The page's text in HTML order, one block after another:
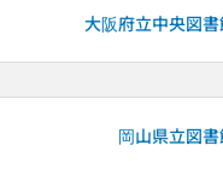
大阪府立中央図
岡山県立図